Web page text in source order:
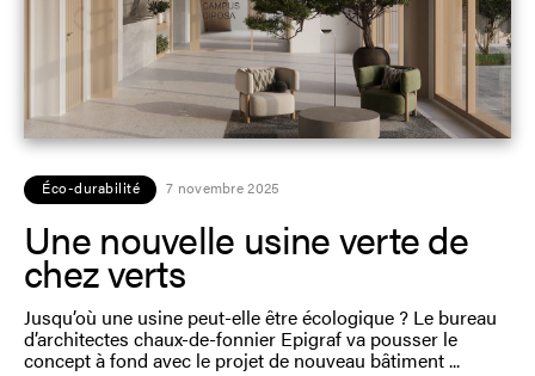
Éco-durabilité 7 novembre 2025
Une nouvelle usine verte de
chez verts
Jusqu’où une usine peut-elle être écologique ? Le bureau
d’architectes chaux-de-fonnier Epigraf va pousser le
concept à fond avec le projet de nouveau bâtiment